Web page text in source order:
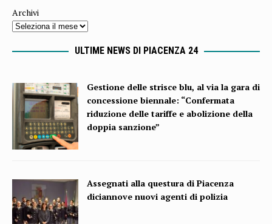
Archivi
ULTIME NEWS DI PIACENZA 24
Gestione delle strisce blu, al via la gara di
concessione biennale: “Confermata
riduzione delle tariffe e abolizione della
doppia sanzione”
Assegnati alla questura di Piacenza
diciannove nuovi agenti di polizia